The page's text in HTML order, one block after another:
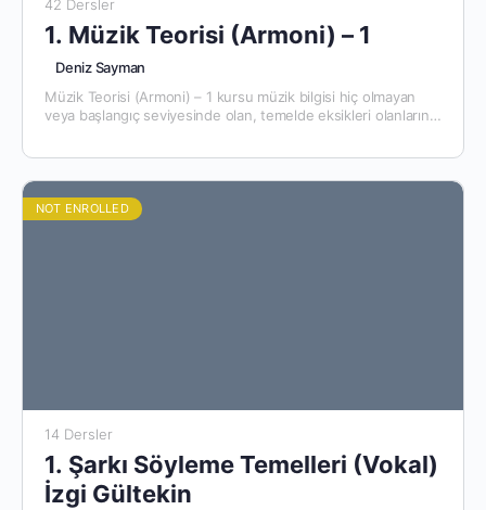
42 Dersler
1. Müzik Teorisi (Armoni) – 1
Deniz Sayman
Müzik Teorisi (Armoni) – 1 kursu müzik bilgisi hiç olmayan
veya başlangıç seviyesinde olan, temelde eksikleri olanların
NOT ENROLLED
14 Dersler
1. Şarkı Söyleme Temelleri (Vokal)
İzgi Gültekin